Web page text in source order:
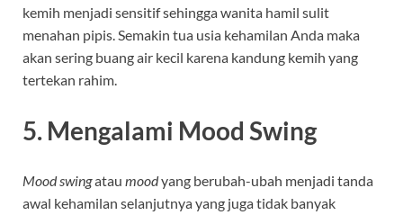
kemih menjadi sensitif sehingga wanita hamil sulit
menahan pipis. Semakin tua usia kehamilan Anda maka
akan sering buang air kecil karena kandung kemih yang
tertekan rahim.
5. Mengalami Mood Swing
Mood swingatau moodyang berubah-ubah menjadi tanda
awal kehamilan selanjutnya yang juga tidak banyak